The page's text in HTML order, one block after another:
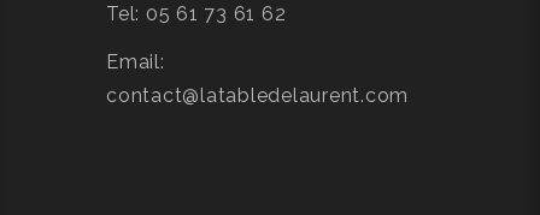
Tel: 05 61 73 61 62
Email:
contact@latabledelaurent.com